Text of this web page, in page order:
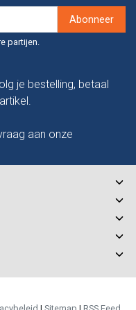
Abonneer
partijen.
je bestelling, betaal
aan onze